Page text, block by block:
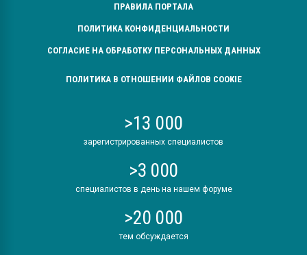
ПРАВИЛА ПОРТАЛА
ПОЛИТИКА КОНФИДЕНЦИАЛЬНОСТИ
СОГЛАСИЕ НА ОБРАБОТКУ ПЕРСОНАЛЬНЫХ ДАННЫХ
ПОЛИТИКА В ОТНОШЕНИИ ФАЙЛОВ COOKIE
>13 000
зарегистрированных специалистов
>3 000
специалистов в день на нашем форуме
>20 000
тем обсуждается